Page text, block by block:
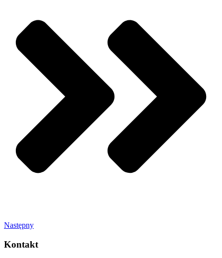
Następny
Kontakt